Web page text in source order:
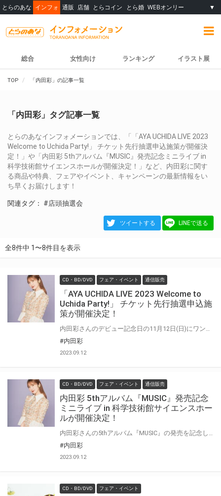
とらのあな インフォ 通販 店舗 とらコイン とら婚 WEBオンリー ▼
総合 女性向け ランキング イラスト展
TOP 「内田彩」の記事一覧
「内田彩」タグ記事一覧
とらのあなインフォメーションでは、「「AYA UCHIDA LIVE 2023
Welcome to Uchida Party!」 チケット先行抽選申込施策が開催決
定！」や「内田彩 5thアルバム『MUSIC』発売記念ミニライブ in
科学技術館サイエンスホールが開催決定！」など、内田彩に関す
る商品や特典、フェアやイベント、キャンペーンの最新情報をい
ち早くお届けします！
関連タグ： #店頭抽選会
ツイートする LINEで送る
全8件中 1〜8件目を表示
CD・BD/DVD フェア・イベント 通信販売
「AYA UCHIDA LIVE 2023 Welcome to
Uchida Party!」 チケット先行抽選申込施
策が開催決定！
#内田彩
2023.09.12
CD・BD/DVD フェア・イベント 通信販売
内田彩 5thアルバム『MUSIC』発売記念
ミニライブ in 科学技術館サイエンスホー
ルが開催決定！
#内田彩
2023.09.12
CD・BD/DVD フェア・イベント